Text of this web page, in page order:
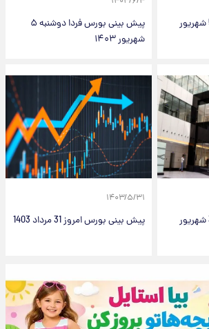
پیش بینی بورس امروز 5 شهریور
پیش بینی بورس فردا دوشنبه ۵
شهریور ۱۴۰۳
پیش بینی بورس امروز 3 شهریور
۱۴۰۳/۵/۳۱
پیش بینی بورس امروز 31 مرداد 1403